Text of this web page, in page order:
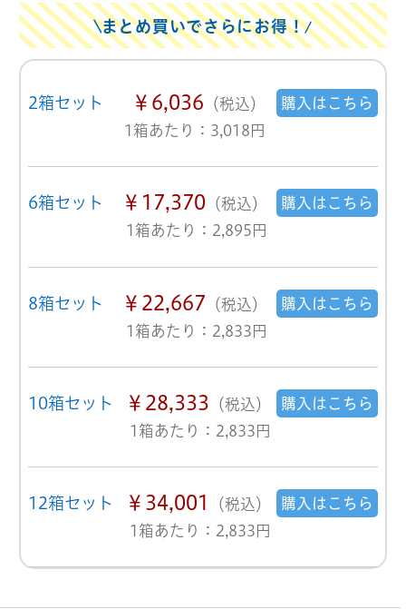
まとめ買いでさらにお得！
2箱セット ￥6,036 （税込）
1箱あたり：3,018円
購入はこちら
6箱セット ￥17,370 （税込）
1箱あたり：2,895円
購入はこちら
8箱セット ￥22,667 （税込）
1箱あたり：2,833円
購入はこちら
10箱セット ￥28,333 （税込）
1箱あたり：2,833円
購入はこちら
12箱セット ￥34,001
（税込）
1箱あたり：2,833円
購入はこちら